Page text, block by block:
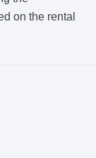
on the rental